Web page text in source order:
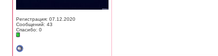
Регистрация: 07.12.2020
Сообщений: 43
Спасибо: 0